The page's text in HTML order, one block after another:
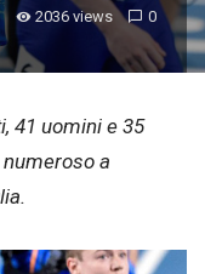
2036 views 0
41 uomini e 35
a